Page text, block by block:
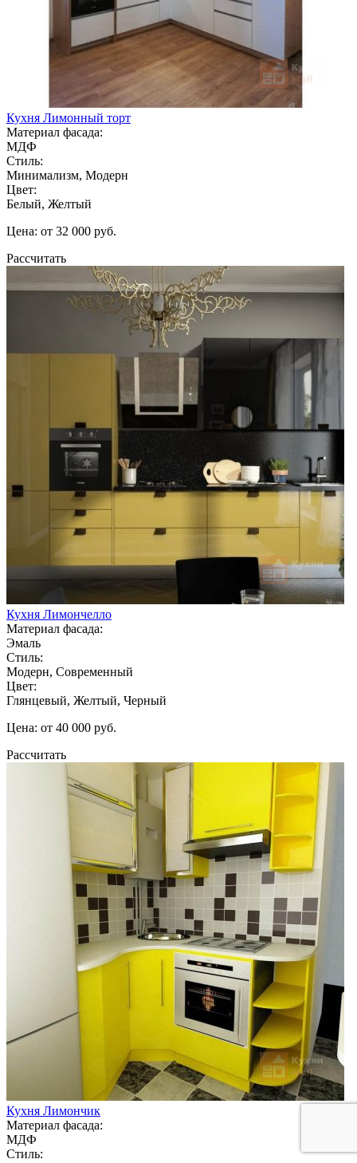
Кухня Лимонный торт
Материал фасада:
МДФ
Стиль:
Минимализм, Модерн
Цвет:
Белый, Желтый
Цена: от 32 000 руб.
Рассчитать
Кухня Лимончелло
Материал фасада:
Эмаль
Стиль:
Модерн, Современный
Цвет:
Глянцевый, Желтый, Черный
Цена: от 40 000 руб.
Рассчитать
Кухня Лимончик
Материал фасада:
МДФ
Стиль: